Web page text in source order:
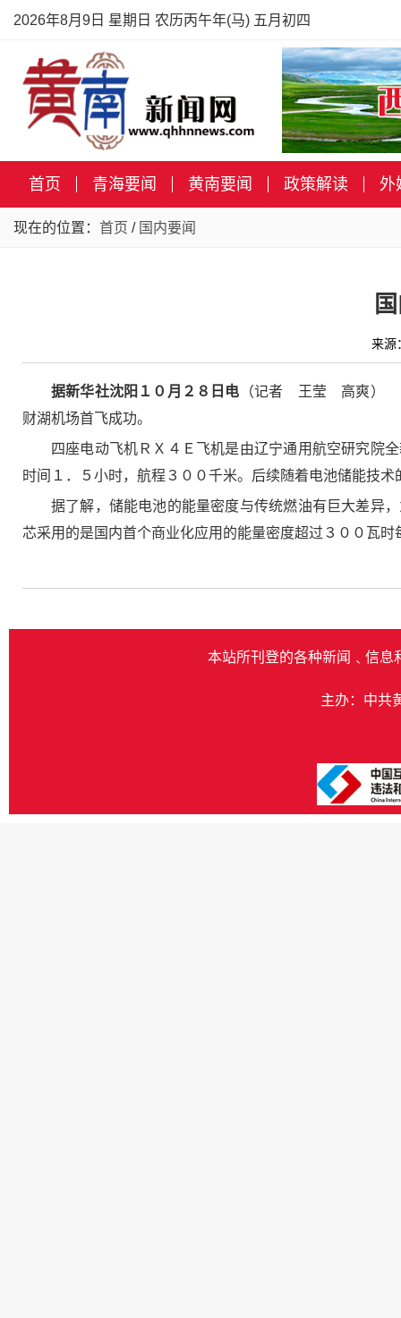
2026年8月9日 星期日 农历丙午年(马) 五月初四
首页 青海要闻 黄南要闻 政策解读 外
现在的位置： 首页 / 国内要闻
来
据新华社沈阳１０月２８日电 （记者 王莹 高爽） ２
财湖机场首飞成功。
四座电动飞机ＲＸ４Ｅ飞机是由辽宁通用航空研究院
时间１．５小时，航程３００千米。后续随着电池储能技
据了解，储能电池的能量密度与传统燃油有巨大差异
芯采用的是国内首个商业化应用的能量密度超过３００瓦
本站所刊登的各种新闻﹑信息
主办：中共